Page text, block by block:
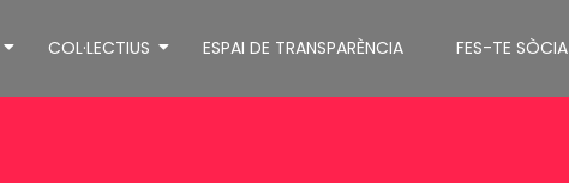
COL·LECTIUS ESPAI DE TRANSPARÈNCIA FES-TE SÒCIA